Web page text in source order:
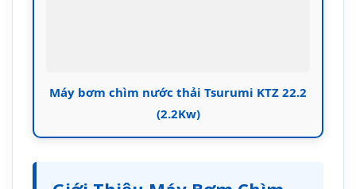
công suất 2.2Kw, lưu lượng 18m³/h và cột
áp 20m. Sản phẩm được thiết kế chuyên
dụng cho môi trường khắc nghiệt: nước
hầm mỏ [[1]].